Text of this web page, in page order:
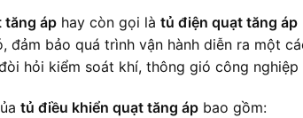
tăng áp hay còn gọi là tủ điện quạt tăng áp
đảm bảo quá trình vận hành diễn ra một
hỏi kiểm soát khí, thông gió công nghiệp
tủ điều khiển quạt tăng áp bao gồm: